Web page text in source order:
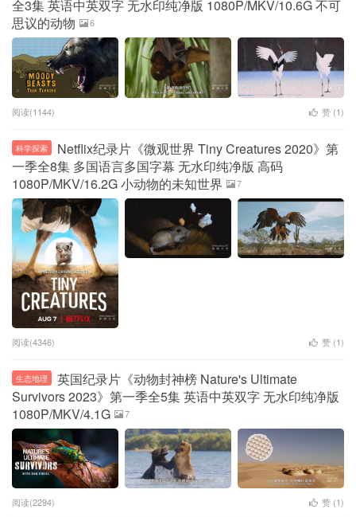
全3集 英语中英双字 无水印纯净版 1080P/MKV/10.6G 不可
思议的动物
6
阅读(1144) 赞 (1)
科学探索
Netflix纪录片《微观世界 Tiny Creatures 2020》第
一季全8集 多国语言多国字幕 无水印纯净版 高码
1080P/MKV/16.2G 小动物的未知世界
7
阅读(4346) 赞 (1)
生态地理
英国纪录片《动物封神榜 Nature's Ultimate
Survivors 2023》第一季全5集 英语中英双字 无水印纯净版
1080P/MKV/4.1G
7
阅读(2294) 赞 (1)